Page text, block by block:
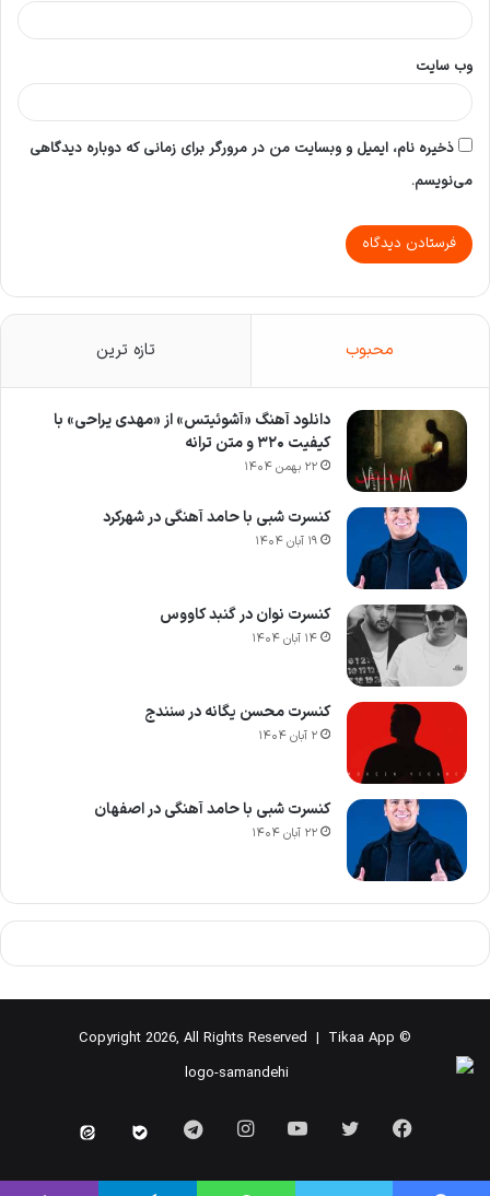
وب‌ سایت
ذخیره نام، ایمیل و وبسایت من در مرورگر برای زمانی که دوباره دیدگاهی
می‌نویسم.
محبوب تازه ترین
دانلود آهنگ «آشوئیتس» از «مهدی یراحی» با
کیفیت ۳۲۰ و متن ترانه
۲۲ بهمن ۱۴۰۴
کنسرت شبی با حامد آهنگی در شهرکرد
۱۹ آبان ۱۴۰۴
کنسرت نوان در گنبد کاووس
۱۴ آبان ۱۴۰۴
کنسرت محسن یگانه در سنندج
۲ آبان ۱۴۰۴
کنسرت شبی با حامد آهنگی در اصفهان
۲۲ آبان ۱۴۰۴
© Copyright 2026, All Rights Reserved |
Tikaa App
فیسبوک توییتر یوتیوب اینستاگرامTelegram
Bale